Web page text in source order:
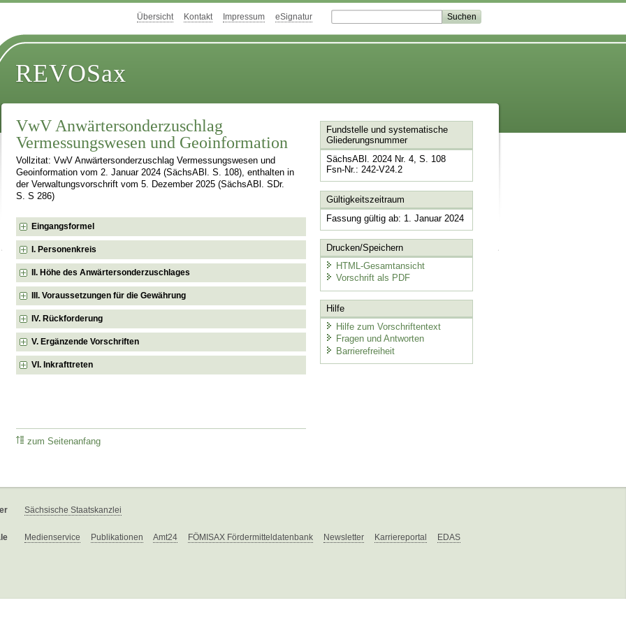
Übersicht Kontakt Impressum eSignatur
REVOSax
VwV Anwärtersonderzuschlag
Vermessungswesen und Geoinformation
Vollzitat: VwV Anwärtersonderzuschlag Vermessungswesen und
Geoinformation vom 2. Januar 2024 (SächsABl. S. 108), enthalten in
der Verwaltungsvorschrift vom 5. Dezember 2025 (SächsABl. SDr.
S. S 286)
Eingangsformel
I. Personenkreis
II. Höhe des Anwärtersonderzuschlages
III. Voraussetzungen für die Gewährung
IV. Rückforderung
V. Ergänzende Vorschriften
VI. Inkrafttreten
zum Seitenanfang
Fundstelle und systematische
Gliederungsnummer
SächsABl. 2024 Nr. 4, S. 108
Fsn-Nr.: 242-V24.2
Gültigkeitszeitraum
Fassung gültig ab: 1. Januar 2024
Drucken/Speichern
HTML-Gesamtansicht
Vorschrift als PDF
Hilfe
Hilfe zum Vorschriftentext
Fragen und Antworten
Barrierefreiheit
Sächsische Staatskanzlei
Medienservice Publikationen Amt24 FÖMISAX Fördermitteldatenbank Newsletter Karriereportal EDAS